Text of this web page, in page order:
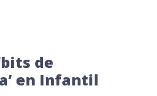
de
en Infantil